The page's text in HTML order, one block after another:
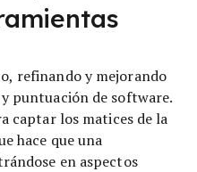
refinando y mejorando
puntuación de software.
captar los matices de la
hace que una
en aspectos